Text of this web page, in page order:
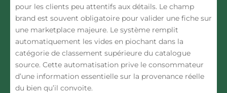
pour les clients peu attentifs aux détails. Le champ
brand est souvent obligatoire pour valider une fiche sur
une marketplace majeure. Le système remplit
automatiquement les vides en piochant dans la
catégorie de classement supérieure du catalogue
source. Cette automatisation prive le consommateur
d’une information essentielle sur la provenance réelle
du bien qu’il convoite.